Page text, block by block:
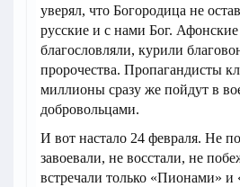
уверял, что Богородица не
русские и с нами Бог.
благословляли, курили
пророчества. Пропагандисты
миллионы сразу же пойдут в
добровольцами.
И вот настало 24 февраля. Не
завоевали, не восстали, не
встречали только «Пионами» и